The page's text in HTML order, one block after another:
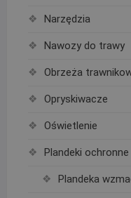
Narzędzia
Nawozy do trawy
Obrzeża
Opryskiwacze
Oświetlenie
Plandeki ochronne
Plandeka